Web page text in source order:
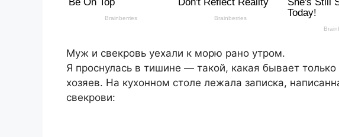
Муж и свекровь уехали к морю рано утром.
Я проснулась в тишине — такой, какая бывает
хозяев. На кухонном столе лежала записка,
свекрови: